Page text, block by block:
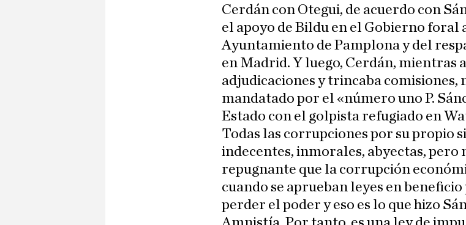
Cerdán con Otegui, de acuerdo con
el apoyo de Bildu en el Gobierno foral
Ayuntamiento de Pamplona y del
en Madrid. Y luego, Cerdán, mientras
adjudicaciones y trincaba comisiones,
mandatado por el «número uno P.
Estado con el golpista refugiado en
Todas las corrupciones por su propio
indecentes, inmorales, abyectas, pero
repugnante que la corrupción
cuando se aprueban leyes en
perder el poder y eso es lo que hizo